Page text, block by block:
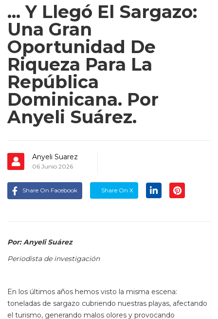
... Y Llegó El Sargazo:
Una Gran
Oportunidad De
Riqueza Para La
República
Dominicana. Por
Anyeli Suárez.
Anyeli Suarez
06 Junio 2026
Share On Facebook Share On X
Por: Anyeli Suárez
Periodista de investigación
En los últimos años hemos visto la misma escena:
toneladas de sargazo cubriendo nuestras playas, afectando
el turismo, generando malos olores y provocando